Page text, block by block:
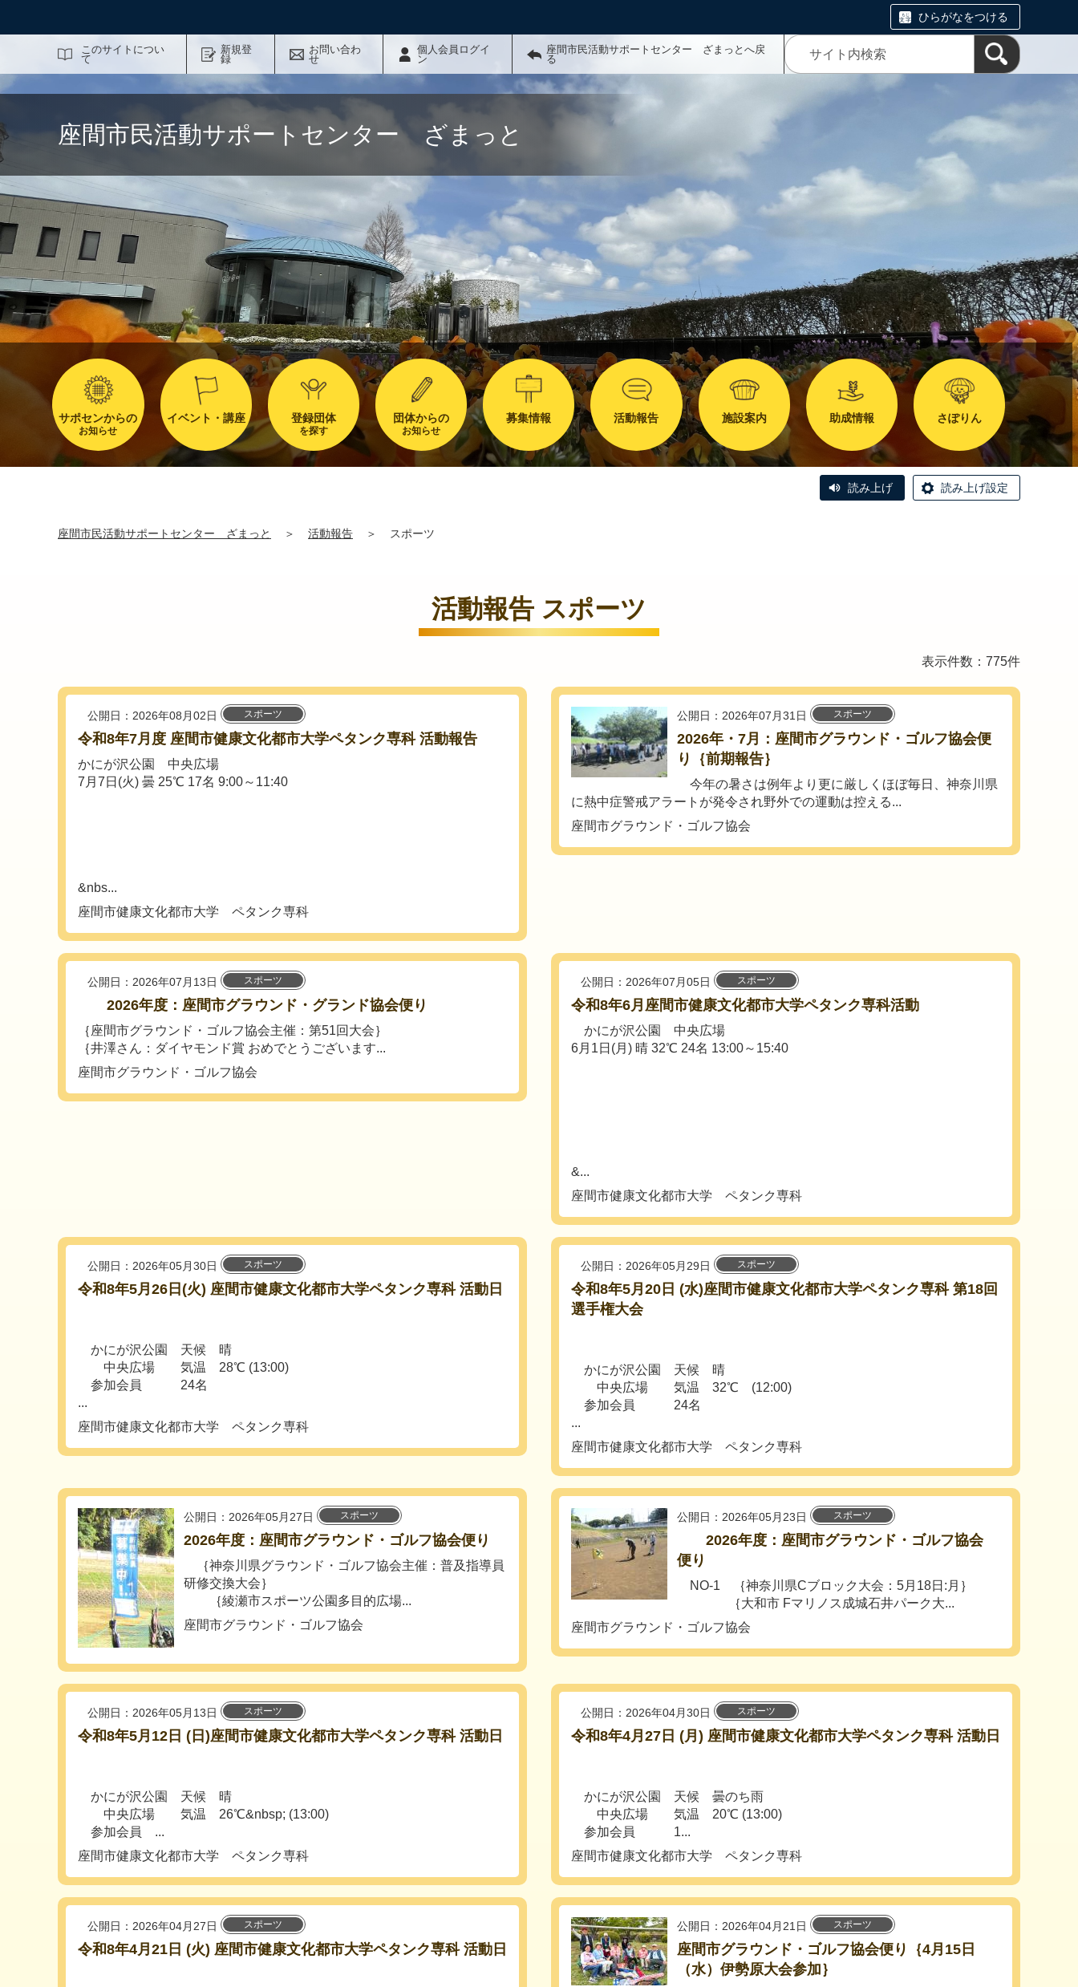
ひらがなをつける
このサイトについ
て
新規登
録
お問い合わ
せ
個人会員ログイ
ン
座間市民活動サポートセンター ざまっとへ戻
る
座間市民活動サポートセンター ざまっと
サポセンからの
お知らせ
イベント・講座 登録団体
を探す
団体からの
お知らせ
募集情報 活動報告 施設案内 助成情報 さぽりん
読み上げ 読み上げ設定
座間市民活動サポートセンター ざまっと ＞ 活動報告 ＞ スポーツ
活動報告 スポーツ
表示件数：775件
公開日：2026年08月02日 スポーツ
令和8年7月度 座間市健康文化都市大学ペタンク専科 活動報告
かにが沢公園 中央広場
7月7日(火) 曇 25℃ 17名 9:00～11:40
&nbs...
座間市健康文化都市大学 ペタンク専科
公開日：2026年07月31日 スポーツ
2026年・7月：座間市グラウンド・ゴルフ協会便
り｛前期報告｝
今年の暑さは例年より更に厳しくほぼ毎日、神奈川県
に熱中症警戒アラートが発令され野外での運動は控える...
座間市グラウンド・ゴルフ協会
公開日：2026年07月13日 スポーツ
2026年度：座間市グラウンド・グランド協会便り
｛座間市グラウンド・ゴルフ協会主催：第51回大会｝
｛井澤さん：ダイヤモンド賞 おめでとうございます...
座間市グラウンド・ゴルフ協会
公開日：2026年07月05日 スポーツ
令和8年6月座間市健康文化都市大学ペタンク専科活動
かにが沢公園 中央広場
6月1日(月) 晴 32℃ 24名 13:00～15:40
&...
座間市健康文化都市大学 ペタンク専科
公開日：2026年05月30日 スポーツ
令和8年5月26日(火) 座間市健康文化都市大学ペタンク専科 活動日
かにが沢公園 天候 晴
中央広場 気温 28℃ (13:00)
参加会員 24名
...
座間市健康文化都市大学 ペタンク専科
公開日：2026年05月29日 スポーツ
令和8年5月20日 (水)座間市健康文化都市大学ペタンク専科 第18回
選手権大会
かにが沢公園 天候 晴
中央広場 気温 32℃ (12:00)
参加会員 24名
...
座間市健康文化都市大学 ペタンク専科
公開日：2026年05月27日 スポーツ
2026年度：座間市グラウンド・ゴルフ協会便り
｛神奈川県グラウンド・ゴルフ協会主催：普及指導員
研修交換大会｝
｛綾瀬市スポーツ公園多目的広場...
座間市グラウンド・ゴルフ協会
公開日：2026年05月23日 スポーツ
2026年度：座間市グラウンド・ゴルフ協会
便り
NO-1 ｛神奈川県Cブロック大会：5月18日:月｝
｛大和市 Fマリノス成城石井パーク大...
座間市グラウンド・ゴルフ協会
公開日：2026年05月13日 スポーツ
令和8年5月12日 (日)座間市健康文化都市大学ペタンク専科 活動日
かにが沢公園 天候 晴
中央広場 気温 26℃&nbsp; (13:00)
参加会員 ...
座間市健康文化都市大学 ペタンク専科
公開日：2026年04月30日 スポーツ
令和8年4月27日 (月) 座間市健康文化都市大学ペタンク専科 活動日
かにが沢公園 天候 曇のち雨
中央広場 気温 20℃ (13:00)
参加会員 1...
座間市健康文化都市大学 ペタンク専科
公開日：2026年04月27日 スポーツ
令和8年4月21日 (火) 座間市健康文化都市大学ペタンク専科 活動日
公開日：2026年04月21日 スポーツ
座間市グラウンド・ゴルフ協会便り｛4月15日
（水）伊勢原大会参加｝